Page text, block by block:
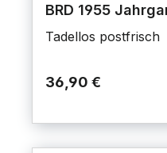
BRD 1955
Tadellos postfrisch
36,90 €